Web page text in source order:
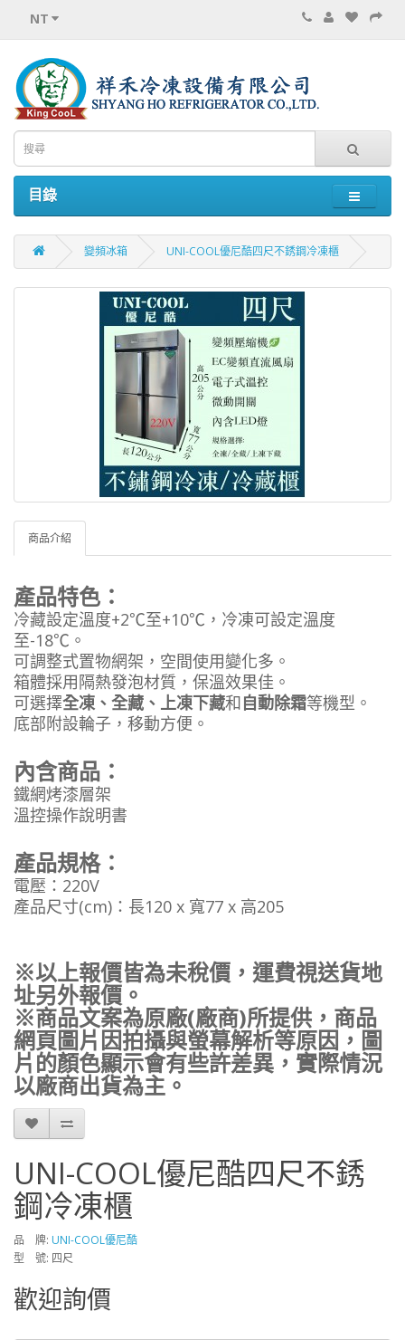
NT
目錄
變頻冰箱 UNI-COOL優尼酷四尺不銹鋼冷凍櫃
商品介紹
產品特色：
冷藏設定溫度+2℃至+10℃，冷凍可設定溫度
至-18℃。
可調整式置物網架，空間使用變化多。
箱體採用隔熱發泡材質，保溫效果佳。
可選擇全凍、全藏、上凍下藏和自動除霜等機型。
底部附設輪子，移動方便。
內含商品：
鐵網烤漆層架
溫控操作說明書
產品規格：
電壓：220V
產品尺寸(cm)：長120 x 寬77 x 高205
※以上報價皆為未稅價，運費視送貨地
址另外報價。
※商品文案為原廠(廠商)所提供，商品
網頁圖片因拍攝與螢幕解析等原因，圖
片的顏色顯示會有些許差異，實際情況
以廠商出貨為主。
UNI-COOL優尼酷四尺不銹
鋼冷凍櫃
品 牌: UNI-COOL優尼酷
型 號: 四尺
歡迎詢價